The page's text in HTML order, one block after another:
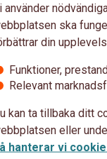
använder
ska
din
Funktioner,
Relevant
kan ta tillbaka ditt
eller
hanterar vi